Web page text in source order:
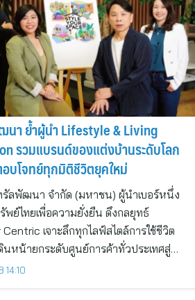
นา ย้ำผู้นำ Lifestyle & Living
รวมแบรนด์ของแต่งบ้านระดับโลก
บโจทย์ทุกมิติชีวิตยุคใหม่
ลพัฒนา จำกัด (มหาชน) ผู้นำเบอร์หนึ่ง
พย์ไทยเพื่อความยั่งยืน ดึงกลยุทธ์
เจาะลึกทุกไลฟ์สไตล์การใช้ชีวิต
นหน้ายกระดับศูนย์การค้าทั่วประเทศสู่…
14:10